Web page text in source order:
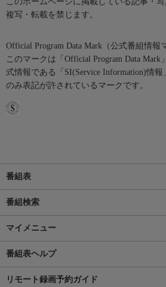
複写・転載を禁じます。
Official Program Data Mark（公式番組情報
このマークは「Official Program Data
式情報である「SI(Service Information)情
のみ表記が許されているマークです。
番組表
番組検索
マイメニュー
番組表ヘルプ
リモート録画予約ガイド